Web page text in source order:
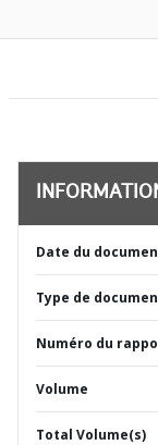
Date du
Type de
Numéro du
Volume
Total Volume(s)